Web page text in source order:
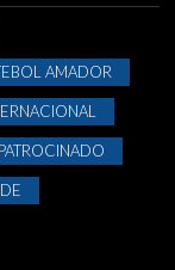
AMADOR
PATROCINADO